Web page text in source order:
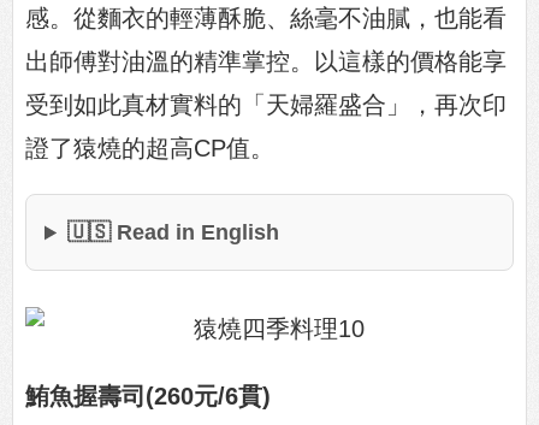
感。從麵衣的輕薄酥脆、絲毫不油膩，也能看
出師傅對油溫的精準掌控。以這樣的價格能享
受到如此真材實料的「天婦羅盛合」，再次印
證了猿燒的超高CP值。
🇺🇸 Read in English
鮪魚握壽司(260元/6貫)